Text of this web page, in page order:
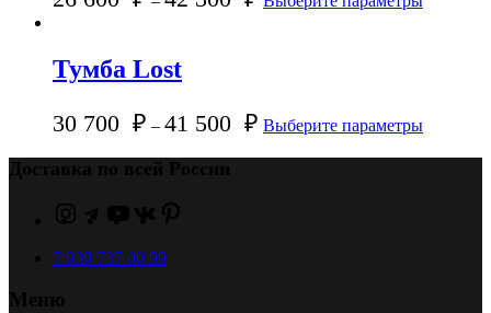
Тумба Lost
30 700 ₽ – 41 500 ₽ Выберите параметры
Доставка по всей России
7 939 737 00 99
Меню